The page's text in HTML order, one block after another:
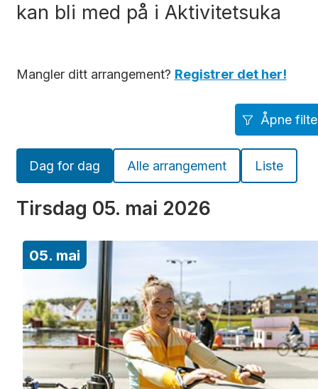
kan bli med på i Aktivitetsuka
Mangler ditt arrangement? Registrer det her!
Åpne
Dag for dag Alle arrangement Liste
Tirsdag 05. mai 2026
05. mai